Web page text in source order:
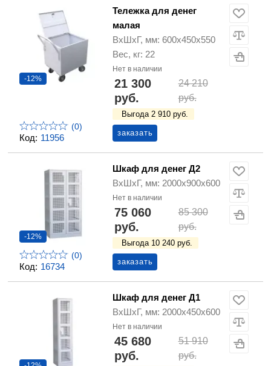
Код: 11956
-12%
(0)
Тележка для денег
малая
ВхШхГ, мм: 600х450х550
Вес, кг: 22
Нет в наличии
21 300
руб.
24 210
руб.
Выгода 2 910 руб.
заказать
Код: 16734
-12%
(0)
Шкаф для денег Д2
ВхШхГ, мм: 2000х900х600
Нет в наличии
75 060
руб.
85 300
руб.
Выгода 10 240 руб.
заказать
Шкаф для денег Д1
ВхШхГ, мм: 2000х450х600
Нет в наличии
45 680
руб.
51 910
руб.